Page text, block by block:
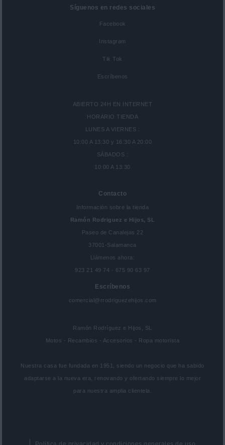
Síguenos en redes sociales
Facebook
Instagram
Tik Tok
Escríbenos
ABIERTO 24H EN INTERNET
HORARIO TIENDA
LUNES A VIERNES :
10:00 A 13:30 y 16:30 A 20:00
SÁBADOS :
10:00 A 13:30
Contacto
Información sobre la tienda
Ramón Rodriguez e Hijos, SL
Paseo de Canalejas 22
37001-Salamanca
Llámenos ahora:
923 21 49 74 - 675 90 63 97
Escríbenos
comercial@rrodriguezehijos.com
Ramón Rodríguez e Hijos, SL
Motos - Recambios - Accesorios - Ropa motorista
Nuestra casa fue fundada en 1951, siendo un negocio que ha sabido
adaptarse a la nueva era, renovando y ofertando siempre lo mejor
para nuestra amplia clientela.